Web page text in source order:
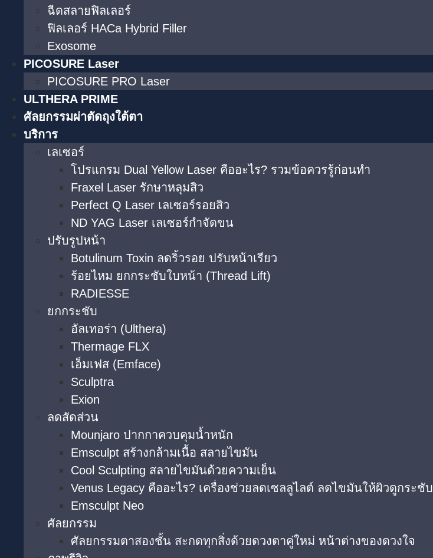
ฉีดสลายฟิลเลอร์
ฟิลเลอร์ HACa Hybrid Filler
Exosome
PICOSURE Laser
PICOSURE PRO Laser
ULTHERA PRIME
ศัลยกรรมผ่าตัดถุงใต้ตา
บริการ
เลเซอร์
โปรแกรม Dual Yellow Laser คืออะไร? รวมข้อควรรู้ก่อนทำ
Fraxel Laser รักษาหลุมสิว
Perfect Q Laser เลเซอร์รอยสิว
ND YAG Laser เลเซอร์กำจัดขน
ปรับรูปหน้า
Botulinum Toxin ลดริ้วรอย ปรับหน้าเรียว
ร้อยไหม ยกกระชับใบหน้า (Thread Lift)
RADIESSE
ยกกระชับ
อัลเทอร่า (Ulthera)
Thermage FLX
เอ็มเฟส (Emface)
Sculptra
Exion
ลดสัดส่วน
Mounjaro ปากกาควบคุมน้ำหนัก
Emsculpt สร้างกล้ามเนื้อ สลายไขมัน
Cool Sculpting สลายไขมันด้วยความเย็น
Venus Legacy คืออะไร? เครื่องช่วยลดเซลลูไลต์ ลดไขมันให้ผิวดูกระชับ
Emsculpt Neo
ศัลยกรรม
ศัลยกรรมตาสองชั้น สะกดทุกสิ่งด้วยดวงตาคู่ใหม่ หน้าต่างของดวงใจ